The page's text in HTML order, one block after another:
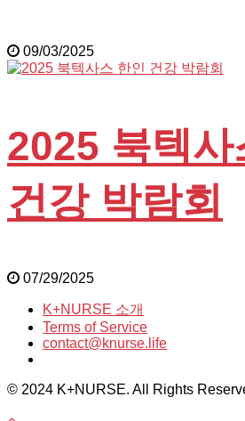
09/03/2025
2025 북텍사
건강 박람회
07/29/2025
K+NURSE 소개
Terms of Service
contact@knurse.life
© 2024 K+NURSE. All Rights